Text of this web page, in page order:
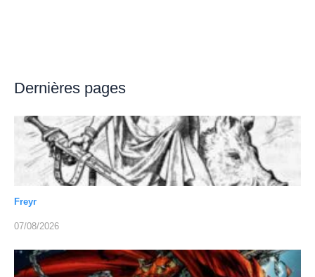
Dernières pages
Freyr
07/08/2026